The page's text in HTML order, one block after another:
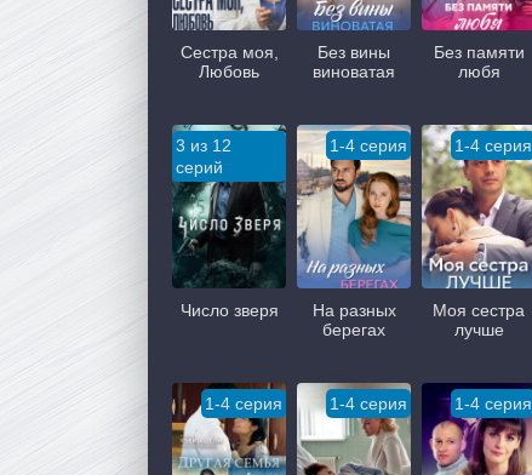
Сестра моя,
Любовь
Без вины
виноватая
Без памяти
любя
3 из 12
серий
Число зверя
1-4 серия
На разных
берегах
1-4 серия
Моя сестра
лучше
1-4 серия 1-4 серия 1-4 серия